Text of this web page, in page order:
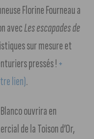
Florine Fourneau a
avecLes escapades de
sur mesure et
pressés !+
lien).
ouvrira en
de la Toison d’Or,